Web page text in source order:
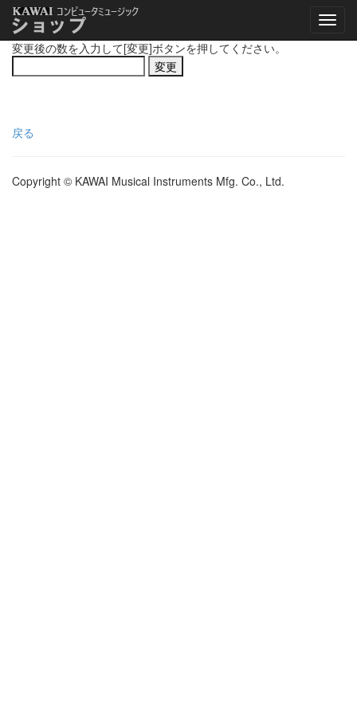
変更後の数を入力して[変更]ボタンを押してください。
戻る
Copyright © KAWAI Musical Instruments Mfg. Co., Ltd.